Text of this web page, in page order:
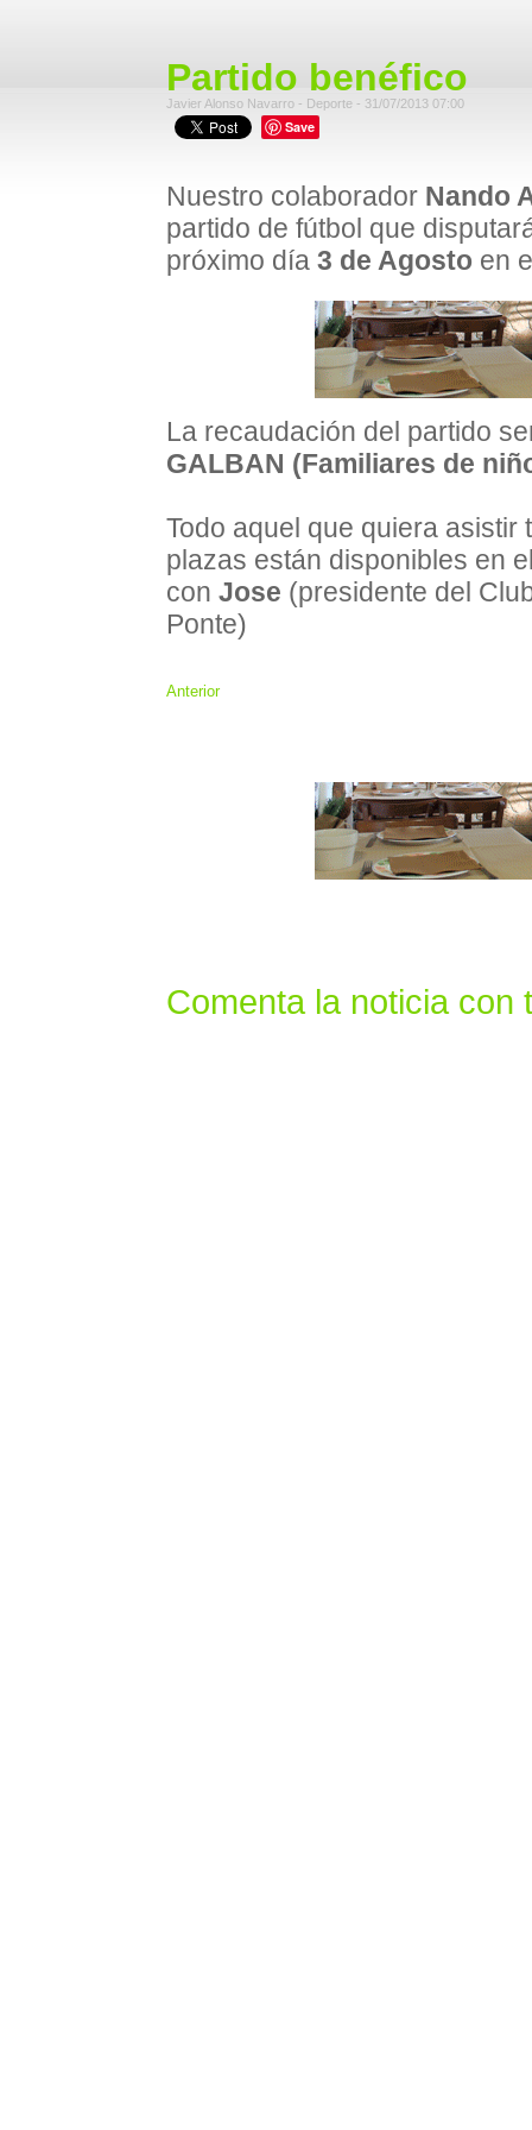
Partido benéfico
Javier Alonso Navarro - Deporte - 31/07/2013 07:00
Save
Nuestro colaborador Nando
partido de fútbol que
próximo día 3 de Agosto en
La recaudación del partido
GALBAN (Familiares de
Todo aquel que quiera
plazas están disponibles en
con Jose (presidente del
Ponte)
Anterior
Comenta la noticia con